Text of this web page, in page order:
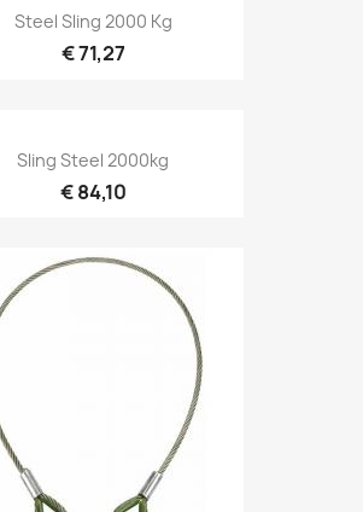
Snel bekijken
Steel Sling 2000 Kg
€ 71,27
Snel bekijken
Sling Steel 2000kg
€ 84,10